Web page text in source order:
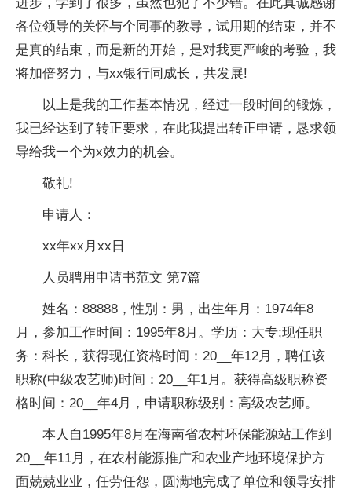
各位领导的关怀与个同事的教导，试用期的结束，并不
是真的结束，而是新的开始，是对我更严峻的考验，我
将加倍努力，与xx银行同成长，共发展!
以上是我的工作基本情况，经过一段时间的锻炼，
我已经达到了转正要求，在此我提出转正申请，恳求领
导给我一个为x效力的机会。
敬礼!
申请人：
xx年xx月xx日
人员聘用申请书范文 第7篇
姓名：88888，性别：男，出生年月：1974年8
月，参加工作时间：1995年8月。学历：大专;现任职
务：科长，获得现任资格时间：20__年12月，聘任该
职称(中级农艺师)时间：20__年1月。获得高级职称资
格时间：20__年4月，申请职称级别：高级农艺师。
本人自1995年8月在海南省农村环保能源站工作到
20__年11月，在农村能源推广和农业产地环境保护方
面兢兢业业，任劳任怨，圆满地完成了单位和领导安排